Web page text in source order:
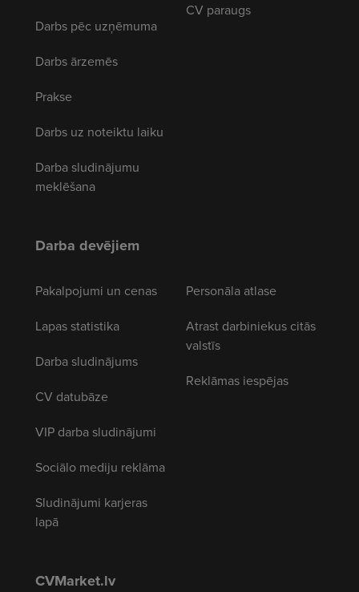
Darbs pēc uzņēmuma
Darbs ārzemēs
Prakse
Darbs uz noteiktu laiku
Darba sludinājumu
meklēšana
CV paraugs
Darba devējiem
Pakalpojumi un cenas
Lapas statistika
Darba sludinājums
CV datubāze
VIP darba sludinājumi
Sociālo mediju reklāma
Sludinājumi karjeras
lapā
Personāla atlase
Atrast darbiniekus citās
valstīs
Reklāmas iespējas
CVMarket.lv